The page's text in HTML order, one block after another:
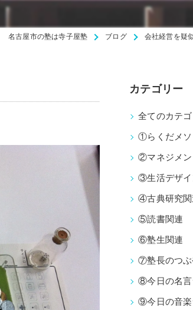
名古屋市の塾は寺子屋塾 ブログ 会社経営を疑
カテゴリー
全てのカテ
①らくだメ
②マネジメ
③生活デザ
④古典研究
⑤読書関連
⑥塾生関連
⑦塾長のつ
⑧今日の名
⑨今日の音